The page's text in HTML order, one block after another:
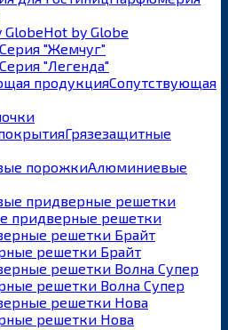
Hot by Globe
Серия "Жемчуг"
Серия "Легенда"
Сопутствующая
Грязезащитные
Алюминиевые
придверные решетки
решетки Брайт
решетки Волна Супер
решетки Нова